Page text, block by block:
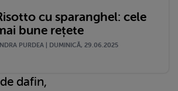
cu sparanghel: cele
bune rețete
PURDEA | DUMINICĂ, 29.06.2025
dafin,